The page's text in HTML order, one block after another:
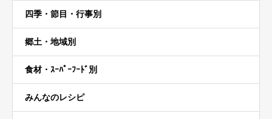
四季・節目・行事別
郷土・地域別
食材・ｽｰﾊﾟｰﾌｰﾄﾞ別
みんなのレシピ